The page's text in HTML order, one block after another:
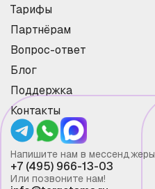
Тарифы
Партнёрам
Вопрос-ответ
Блог
Поддержка
Контакты
Напишите нам в мессенджеры
+7 (495) 966-13-03
Или позвоните нам!